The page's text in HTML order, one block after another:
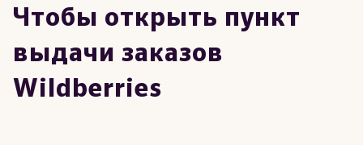
Чтобы открыть пункт
выдачи заказов
Wildberries